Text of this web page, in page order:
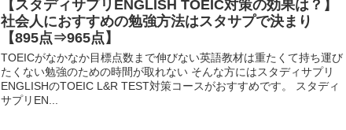
【スタディサプリENGLISH TOEIC対策の効果は？】
社会人におすすめの勉強方法はスタサプで決まり
【895点⇒965点】
TOEICがなかなか目標点数まで伸びない英語教材は重たくて持ち運び
たくない勉強のための時間が取れない そんな方にはスタディサプリ
ENGLISHのTOEIC L&R TEST対策コースがおすすめです。 スタディ
サプリEN...